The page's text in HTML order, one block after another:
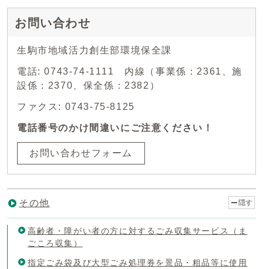
お問い合わせ
生駒市地域活力創生部環境保全課
電話: 0743-74-1111 内線（事業係：2361、施
設係：2370、保全係：2382）
ファクス: 0743-75-8125
電話番号のかけ間違いにご注意ください！
お問い合わせフォーム
その他 隠す
高齢者・障がい者の方に対するごみ収集サービス（ま
ごころ収集）
指定ごみ袋及び大型ごみ処理券を景品・粗品等に使用